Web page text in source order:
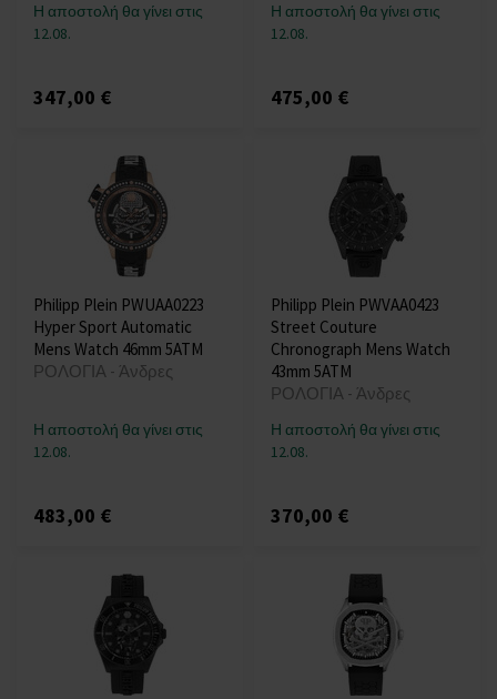
Η αποστολή θα γίνει στις
12.08.
347,00 €
Η αποστολή θα γίνει στις
12.08.
475,00 €
Philipp Plein PWUAA0223
Hyper Sport Automatic
Mens Watch 46mm 5ATM
ΡΟΛΟΓΙΑ - Άνδρες
Η αποστολή θα γίνει στις
12.08.
483,00 €
Philipp Plein PWVAA0423
Street Couture
Chronograph Mens Watch
43mm 5ATM
ΡΟΛΟΓΙΑ - Άνδρες
Η αποστολή θα γίνει στις
12.08.
370,00 €